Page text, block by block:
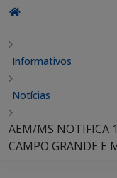
Informativos
Notícias
AEM/MS NOTIFICA
CAMPO GRANDE E